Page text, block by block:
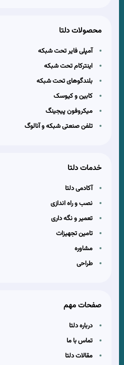
محصولات دلتا
آمپلی فایر تحت شبکه
اینترکام تحت شبکه
بلندگوهای تحت شبکه
کابین و کیوسک
میکروفون پیجینگ
تلفن صنعتی شبکه و آنالوگ
خدمات دلتا
آکادمی دلتا
نصب و راه اندازی
تعمیر و نگه داری
تامین تجهیزات
مشاوره
طراحی
صفحات مهم
درباره دلتا
تماس با ما
مقالات دلتا